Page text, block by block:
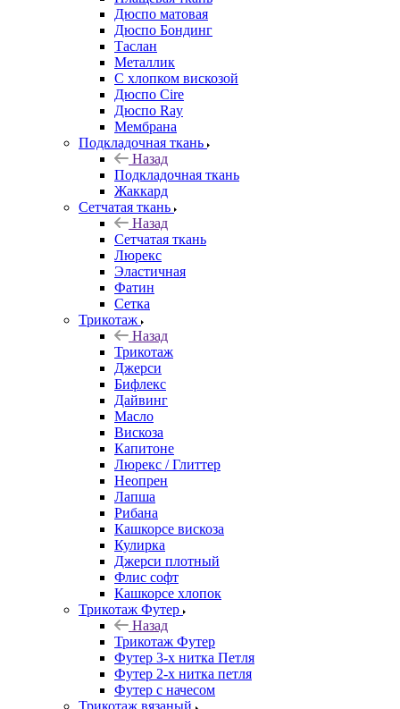
Дюспо матовая
Дюспо Бондинг
Таслан
Металлик
С хлопком вискозой
Дюспо Cire
Дюспо Ray
Мембрана
Подкладочная ткань
Назад
Подкладочная ткань
Жаккард
Сетчатая ткань
Назад
Сетчатая ткань
Люрекс
Эластичная
Фатин
Сетка
Трикотаж
Назад
Трикотаж
Джерси
Бифлекс
Дайвинг
Масло
Вискоза
Капитоне
Люрекс / Глиттер
Неопрен
Лапша
Рибана
Кашкорсе вискоза
Кулирка
Джерси плотный
Флис софт
Кашкорсе хлопок
Трикотаж Футер
Назад
Трикотаж Футер
Футер 3-х нитка Петля
Футер 2-х нитка петля
Футер с начесом
Трикотаж вязаный